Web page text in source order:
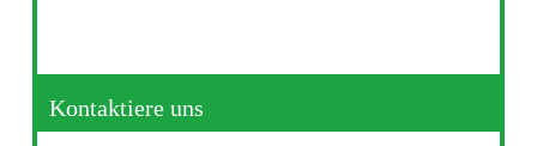
Kontaktiere uns